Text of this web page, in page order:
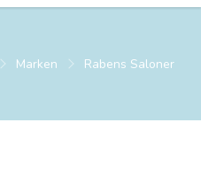
Marken Rabens Saloner